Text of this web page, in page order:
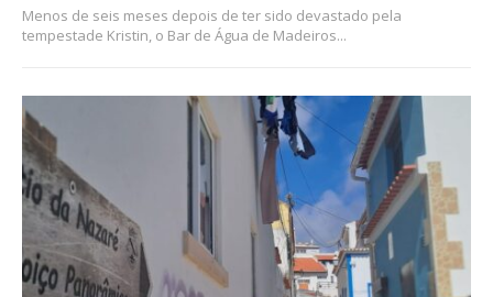
Menos de seis meses depois de ter sido devastado pela
tempestade Kristin, o Bar de Água de Madeiros...